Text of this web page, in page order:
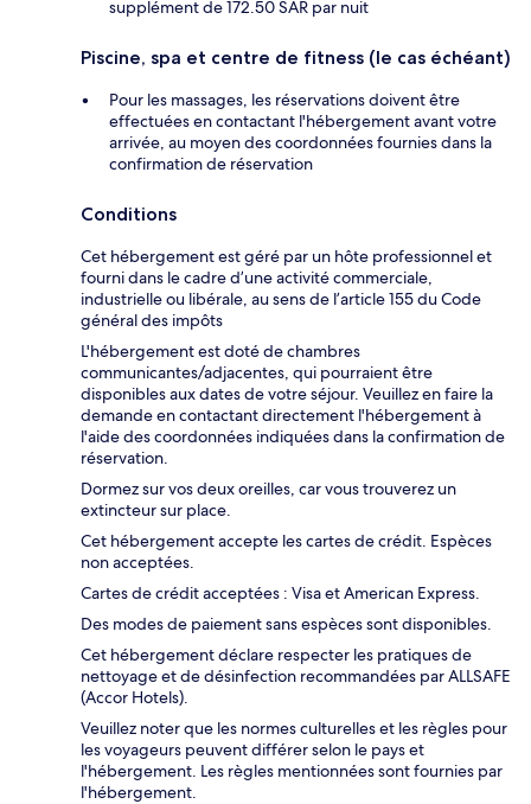
supplément de 172.50 SAR par nuit
Piscine, spa et centre de fitness (le cas échéant)
Pour les massages, les réservations doivent être
effectuées en contactant l'hébergement avant votre
arrivée, au moyen des coordonnées fournies dans la
confirmation de réservation
Conditions
Cet hébergement est géré par un hôte professionnel et
fourni dans le cadre d’une activité commerciale,
industrielle ou libérale, au sens de l’article 155 du Code
général des impôts
L'hébergement est doté de chambres
communicantes/adjacentes, qui pourraient être
disponibles aux dates de votre séjour. Veuillez en faire la
demande en contactant directement l'hébergement à
l'aide des coordonnées indiquées dans la confirmation de
réservation.
Dormez sur vos deux oreilles, car vous trouverez un
extincteur sur place.
Cet hébergement accepte les cartes de crédit. Espèces
non acceptées.
Cartes de crédit acceptées : Visa et American Express.
Des modes de paiement sans espèces sont disponibles.
Cet hébergement déclare respecter les pratiques de
nettoyage et de désinfection recommandées par ALLSAFE
(Accor Hotels).
Veuillez noter que les normes culturelles et les règles pour
les voyageurs peuvent différer selon le pays et
l'hébergement. Les règles mentionnées sont fournies par
l'hébergement.